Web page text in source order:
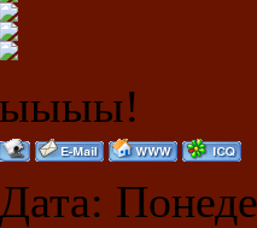
ыыыы!
Дата: